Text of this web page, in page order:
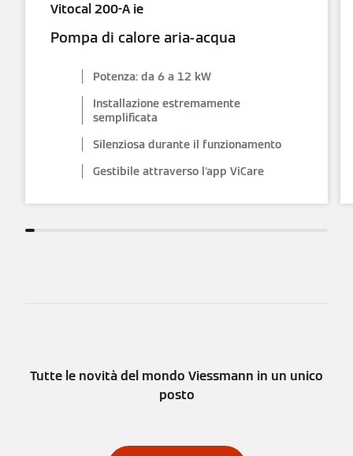
Vitocal 200-A ie
Pompa di calore aria-acqua
Potenza: da 6 a 12 kW
Installazione estremamente
semplificata
Silenziosa durante il funzionamento
Gestibile attraverso l'app ViCare
Tutte le novità del mondo Viessmann in un unico
posto